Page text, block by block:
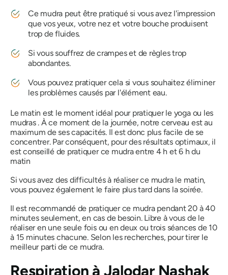
Ce mudra peut être pratiqué si vous avez l'impression
que vos yeux, votre nez et votre bouche produisent
trop de fluides.
Si vous souffrez de crampes et de règles trop
abondantes.
Vous pouvez pratiquer cela si vous souhaitez éliminer
les problèmes causés par l'élément eau.
Le matin est le moment idéal pour pratiquer le yoga ou les
mudras. À ce moment de la journée, notre cerveau est au
maximum de ses capacités. Il est donc plus facile de se
concentrer. Par conséquent, pour des résultats optimaux, il
est conseillé de pratiquer ce mudraentre 4 h et 6 h du
matin
Si vous avez des difficultés à réaliser ce mudrale matin,
vous pouvez également le faire plus tard dans la soirée.
Il est recommandé de pratiquer ce mudrapendant 20 à 40
minutes seulement, en cas de besoin. Libre à vous de le
réaliser en une seule fois ou en deux ou trois séances de 10
à 15 minutes chacune. Selon les recherches, pour tirer le
meilleur parti de ce mudra.
Respiration à Jalodar Nashak